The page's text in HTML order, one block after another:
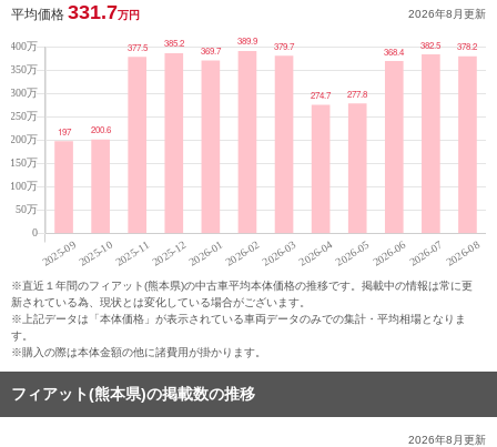
平均価格 331.7万円 2026年8月更新
※直近１年間のフィアット(熊本県)の中古車平均本体価格の推移です。掲載中の情報は常に更
新されている為、現状とは変化している場合がございます。
※上記データは「本体価格」が表示されている車両データのみでの集計・平均相場となりま
す。
※購入の際は本体金額の他に諸費用が掛かります。
フィアット(熊本県)の掲載数の推移
2026年8月更新